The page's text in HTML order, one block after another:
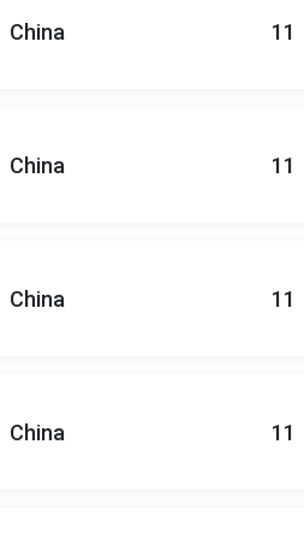
China 11
China 11
China 11
China 11